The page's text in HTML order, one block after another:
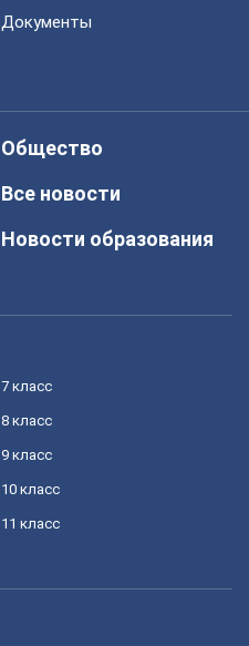
Документы
Общество
Все новости
Новости образования
7 класс
8 класс
9 класс
10 класс
11 класс